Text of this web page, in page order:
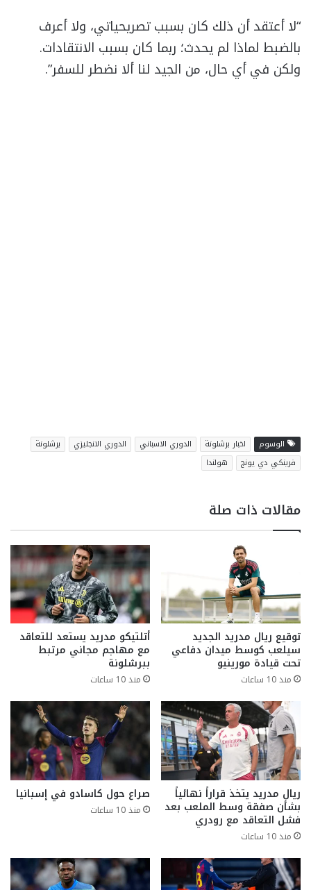
“لا أعتقد أن ذلك كان بسبب تصريحياتي، ولا أعرف
بالضبط لماذا لم يحدث؛ ربما كان بسبب الانتقادات.
ولكن في أي حال، من الجيد لنا ألا نضطر للسفر”.
الوسوم اخبار برشلونة الدوري الاسباني الدوري الانجليزي
برشلونة
فرينكي دي يونج
هولندا
مقالات ذات صلة
توقيع ريال مدريد الجديد
سيلعب كوسط ميدان دفاعي
تحت قيادة مورينيو
منذ 10 ساعات
أتلتيكو مدريد يستعد للتعاقد
مع مهاجم مجاني مرتبط
ببرشلونة
منذ 10 ساعات
ريال مدريد يتخذ قراراً نهائياً
بشأن صفقة وسط الملعب بعد
فشل التعاقد مع رودري
منذ 10 ساعات
صراع حول كاسادو في إسبانيا
منذ 10 ساعات